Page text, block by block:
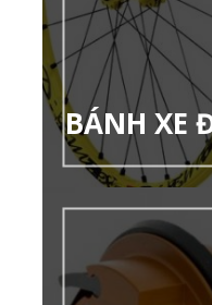
BÁNH XE